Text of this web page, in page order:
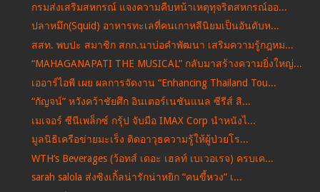
กรมส่งเสริมสหกรณ์ แจงความคืบหน้าเหตุทุจริตสหกรณ์ออ...
ปลาหมึก(Squid) อาหารทะเลที่คนเกาหลีนิยมเป็นอันดับห...
สสท. พบปะ สมาชิก สกก.นาบ่อคำพัฒนา เสริมความรู้กฎหม...
“MAHAGANAPATI THE MUSICAL” กลับมาสร้างความยิ่งใหญ่...
เออาร์ไอพี เผย ผลการจัดงาน “Enhancing Thailand Tou...
“กัญจน์” หวังคว้าชัยศึก อินเตอร์เนชันแนล ซีรีส์ สิ...
เมเจอร์ ซีนีเพล็กซ์ กรุ้ป จับมือ IMAX Corp นำหนังไ...
มูลนิธิเครือข่ายมะเร็ง ติดอาวุธความรู้ให้ผู้ป่วยโร...
WTH’s Beverages (ว้อทส์ เดอะ เฮลท์ เบเวอเรจ) ครบเค...
sarah salola ส่งซิงเกิ้ลน่ารักน่าหยิก “คนขี้หวง” เ...